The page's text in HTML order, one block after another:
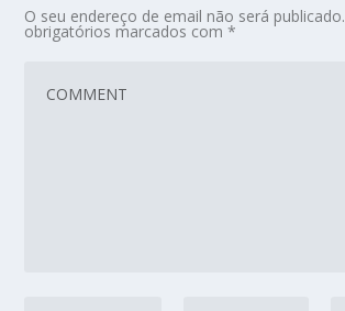
O seu endereço de email não será publicado.
obrigatórios marcados com*